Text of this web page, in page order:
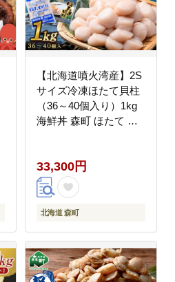
【北海道噴火湾産】2S
サイズ冷凍ほたて貝柱
（36～40個入り）1kg
海鮮丼 森町 ほたて 帆
mr1-1319
33,300円
北海道 森町